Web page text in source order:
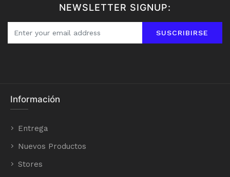
NEWSLETTER SIGNUP:
SUSCRIBIRSE
Información
Entrega
Nuevos Productos
Stores